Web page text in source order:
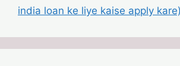
india loan ke liye kaise apply kare)